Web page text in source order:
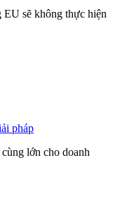
sẽ không thực hiện
pháp
lớn cho doanh